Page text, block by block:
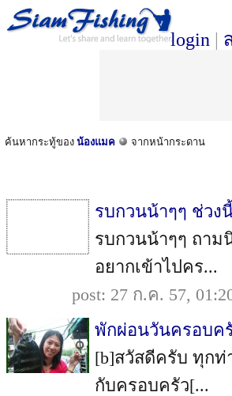
login |
ค้นหากระทู้ของ น้องแมค จากหน้ากระดาน
รบกวนน้าๆๆ ช่วง
รบกวนน้าๆๆ ถาม
อยากเข้าไปคร...
post: 27 ก.ค. 57,
พักผ่อนวันครอบค
[b]สวัสดีครับ ทุกท่
กับครอบครัว[...